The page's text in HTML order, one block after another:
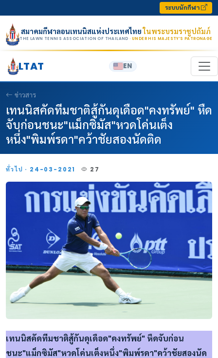
ระบบนักกีฬา
สมาคมกีฬาลอนเทนนิสแห่งประเทศไทยในพระบรมราชูปถัมภ์
THE LAWN TENNIS ASSOCIATION OF THAILAND · UNDER HIS MAJESTY’S PATRONAGE
LTAT EN
ข่าวสาร
เทนนิสคัดทีมชาติสู้กันดุเดือด"คงทรัพย์" หืด
จับก่อนชนะ"แม็กซิมัส"หวดโค่นเต็ง
หนึ่ง"พิมพ์รดา"คว้าชัยสองนัดติด
ทั่วไป · 24-03-2021 27
เทนนิสคัดทีมชาติสู้กันดุเดือด"คงทรัพย์" หืดจับก่อน
ชนะ"แม็กซิมัส"หวดโค่นเต็งหนึ่ง"พิมพ์รดา"คว้าชัยสองนัด